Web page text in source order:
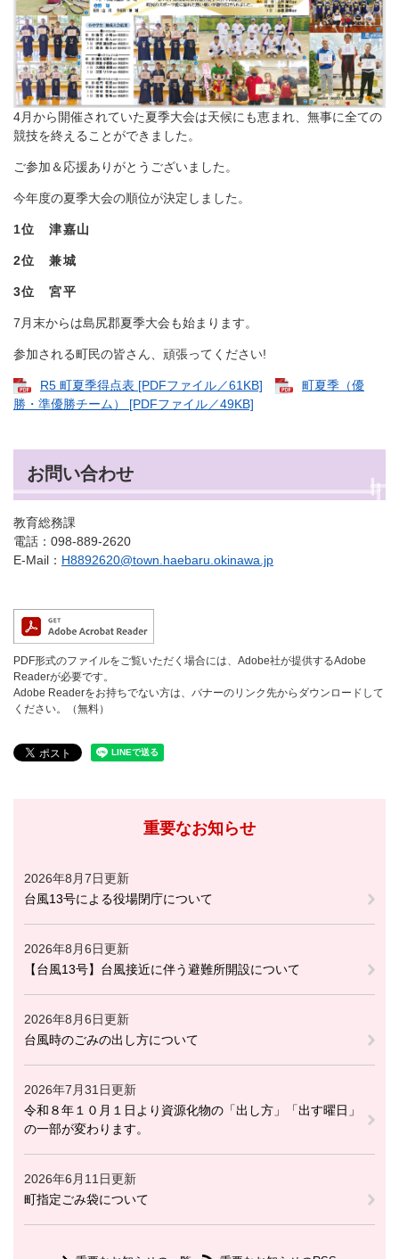
4月から開催されていた夏季大会は天候にも恵まれ、無事に全ての
競技を終えることができました。
ご参加＆応援ありがとうございました。
今年度の夏季大会の順位が決定しました。
1位 津嘉山
2位 兼城
3位 宮平
7月末からは島尻郡夏季大会も始まります。
参加される町民の皆さん、頑張ってください!
R5 町夏季得点表 [PDFファイル／61KB]
町夏季（優
勝・準優勝チーム） [PDFファイル／49KB]
お問い合わせ
教育総務課
電話：098-889-2620
E-Mail： H8892620@town.haebaru.okinawa.jp
PDF形式のファイルをご覧いただく場合には、Adobe社が提供するAdobe
Readerが必要です。
Adobe Readerをお持ちでない方は、バナーのリンク先からダウンロードして
ください。（無料）
重要なお知らせ
2026年8月7日更新
台風13号による役場閉庁について
2026年8月6日更新
【台風13号】台風接近に伴う避難所開設について
2026年8月6日更新
台風時のごみの出し方について
2026年7月31日更新
令和８年１０月１日より資源化物の「出し方」「出す曜日」
の一部が変わります。
2026年6月11日更新
町指定ごみ袋について